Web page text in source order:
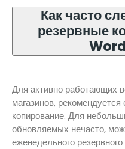
Как часто
резервные
Для активно работающих
магазинов,
копирование. Для
обновляемых нечасто,
еженедельного